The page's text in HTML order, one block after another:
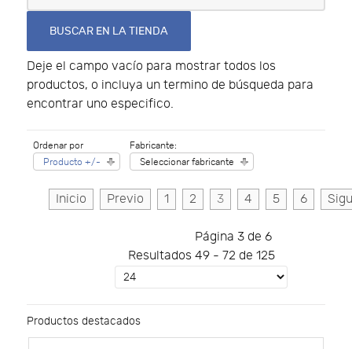
Deje el campo vacío para mostrar todos los
productos, o incluya un termino de búsqueda para
encontrar uno especifico.
Ordenar por
Producto +/-
Fabricante:
Seleccionar fabricante
Inicio Previo 1 2 3 4 5 6
Página 3 de 6
Resultados 49 - 72 de 125
Productos destacados